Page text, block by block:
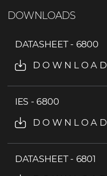
DOWNLOADS
DATASHEET - 6800
DOWNLOAD
IES - 6800
DOWNLOAD
DATASHEET - 6801